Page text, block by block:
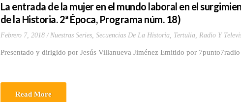
La entrada de la mujer en el mundo laboral en el
de la Historia. 2ª Época, Programa núm. 18)
Febrero 7, 2018 Nuestras Series, Secuencias De La Historia, Tertulia, Radio Y
Presentado y dirigido por Jesús Villanueva Jiménez Emitido por
Read More